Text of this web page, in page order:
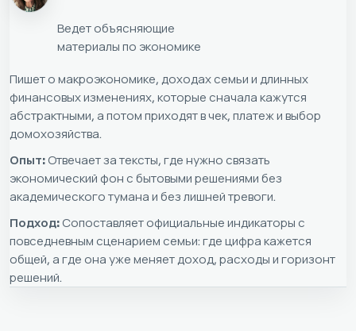
Ведет объясняющие
материалы по экономике
Пишет о макроэкономике, доходах семьи и длинных
финансовых изменениях, которые сначала кажутся
абстрактными, а потом приходят в чек, платеж и выбор
домохозяйства.
Опыт: Отвечает за тексты, где нужно связать
экономический фон с бытовыми решениями без
академического тумана и без лишней тревоги.
Подход: Сопоставляет официальные индикаторы с
повседневным сценарием семьи: где цифра кажется
общей, а где она уже меняет доход, расходы и горизонт
решений.